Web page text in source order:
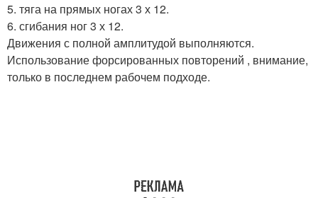
5. тяга на прямых ногах 3 х 12.
6. сгибания ног 3 х 12.
Движения с полной амплитудой выполняются.
Использование форсированных повторений , внимание,
только в последнем рабочем подходе.